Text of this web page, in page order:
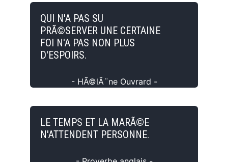
QUI N'A PAS SU
PRÃ©SERVER UNE CERTAINE
FOI N'A PAS NON PLUS
D'ESPOIRS.
- HÃ©lÃ¨ne Ouvrard -
LE TEMPS ET LA MARÃ©E
N'ATTENDENT PERSONNE.